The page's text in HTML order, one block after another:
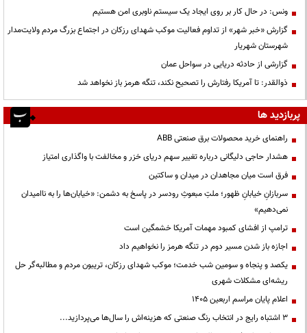
ونس: در حال کار بر روی ایجاد یک سیستم ناوبری امن هستیم
گزارش «خبر شهر» از تداوم فعالیت موکب شهدای رزکان در اجتماع بزرگ مردم ولایت‌مدار
شهرستان شهریار
گزارشی از حادثه دریایی در سواحل عمان
ذوالقدر: تا آمریکا رفتارش را تصحیح نکند، تنگه هرمز باز نخواهد شد
پربازدید ها
راهنمای خرید محصولات برق صنعتی ABB
هشدار حاجی دلیگانی درباره تغییر سهم دریای خزر و مخالفت با واگذاری امتیاز
فرق است میان مجاهدان در میدان و ساکتین
سربازانِ خیابانِ ظهور؛ ملتِ مبعوثِ رودسر در پاسخ به دشمن: «خیابان‌ها را به ناامیدان
نمی‌دهیم»
ترامپ از افشای کمبود مهمات آمریکا خشمگین است
اجازه باز شدن مسیر دوم در تنگه هرمز را نخواهیم داد
یکصد و پنجاه و سومین شب خدمت؛ موکب شهدای رزکان، تریبون مردم و مطالبه‌گر حل
ریشه‌ای مشکلات شهری
اعلام پایان مراسم اربعین ۱۴۰۵
3 اشتباه رایج در انتخاب رنگ صنعتی که هزینه‌اش را سال‌ها می‌پردازید...